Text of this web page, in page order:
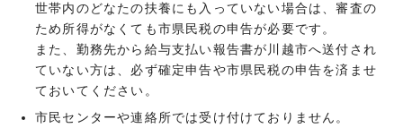
世帯内のどなたの扶養にも入っていない場合は、審査の
ため所得がなくても市県民税の申告が必要です。
また、勤務先から給与支払い報告書が川越市へ送付され
ていない方は、必ず確定申告や市県民税の申告を済ませ
ておいてください。
市民センターや連絡所では受け付けておりません。